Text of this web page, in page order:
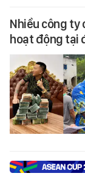
Nhiều công ty
hoạt động tại